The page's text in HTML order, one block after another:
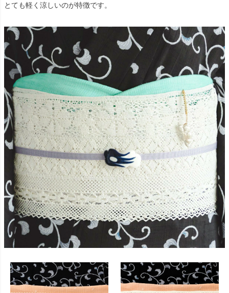
とても軽く涼しいのが特徴です。